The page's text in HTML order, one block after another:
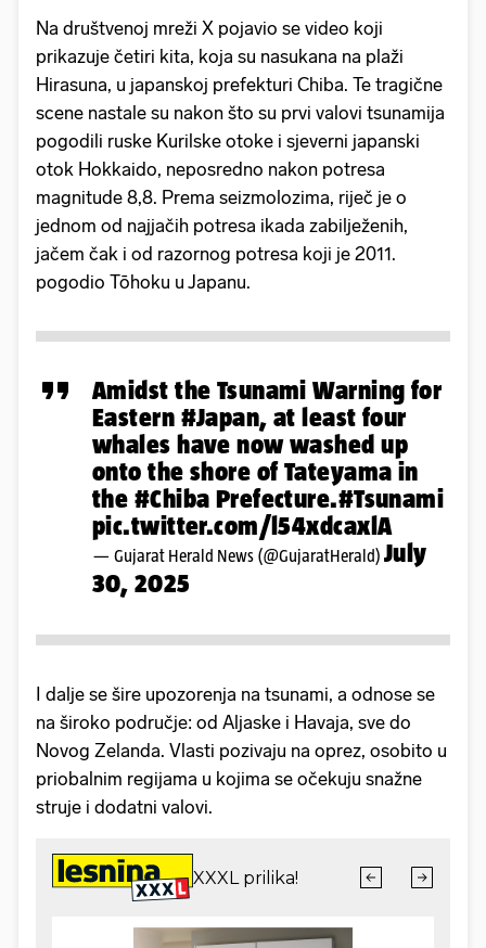
Na društvenoj mreži X pojavio se video koji
prikazuje četiri kita, koja su nasukana na plaži
Hirasuna, u japanskoj prefekturi Chiba. Te tragične
scene nastale su nakon što su prvi valovi tsunamija
pogodili ruske Kurilske otoke i sjeverni japanski
otok Hokkaido, neposredno nakon potresa
magnitude 8,8. Prema seizmolozima, riječ je o
jednom od najjačih potresa ikada zabilježenih,
jačem čak i od razornog potresa koji je 2011.
pogodio Tōhoku u Japanu.
Amidst the Tsunami Warning for
Eastern #Japan, at least four
whales have now washed up
onto the shore of Tateyama in
the #Chiba Prefecture.#Tsunami
pic.twitter.com/l54xdcaxlA
— Gujarat Herald News (@GujaratHerald) July
30, 2025
I dalje se šire upozorenja na tsunami, a odnose se
na široko područje: od Aljaske i Havaja, sve do
Novog Zelanda. Vlasti pozivaju na oprez, osobito u
priobalnim regijama u kojima se očekuju snažne
struje i dodatni valovi.